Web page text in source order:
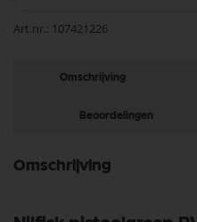
Art.nr. 107421226
Omschrijving
Beoordelingen
Omschrijving